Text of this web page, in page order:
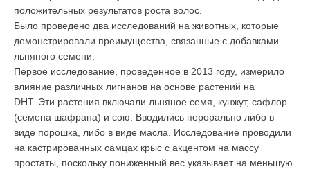
положительных результатов роста волос.
Было проведено два исследований на животных, которые
демонстрировали преимущества, связанные с добавками
льняного семени.
Первое исследование, проведенное в 2013 году, измерило
влияние различных лигнанов на основе растений на
DHT. Эти растения включали льняное семя, кунжут, сафлор
(семена шафрана) и сою. Вводились перорально либо в
виде порошка, либо в виде масла. Исследование проводили
на кастрированных самцах крыс с акцентом на массу
простаты, поскольку пониженный вес указывает на меньшую